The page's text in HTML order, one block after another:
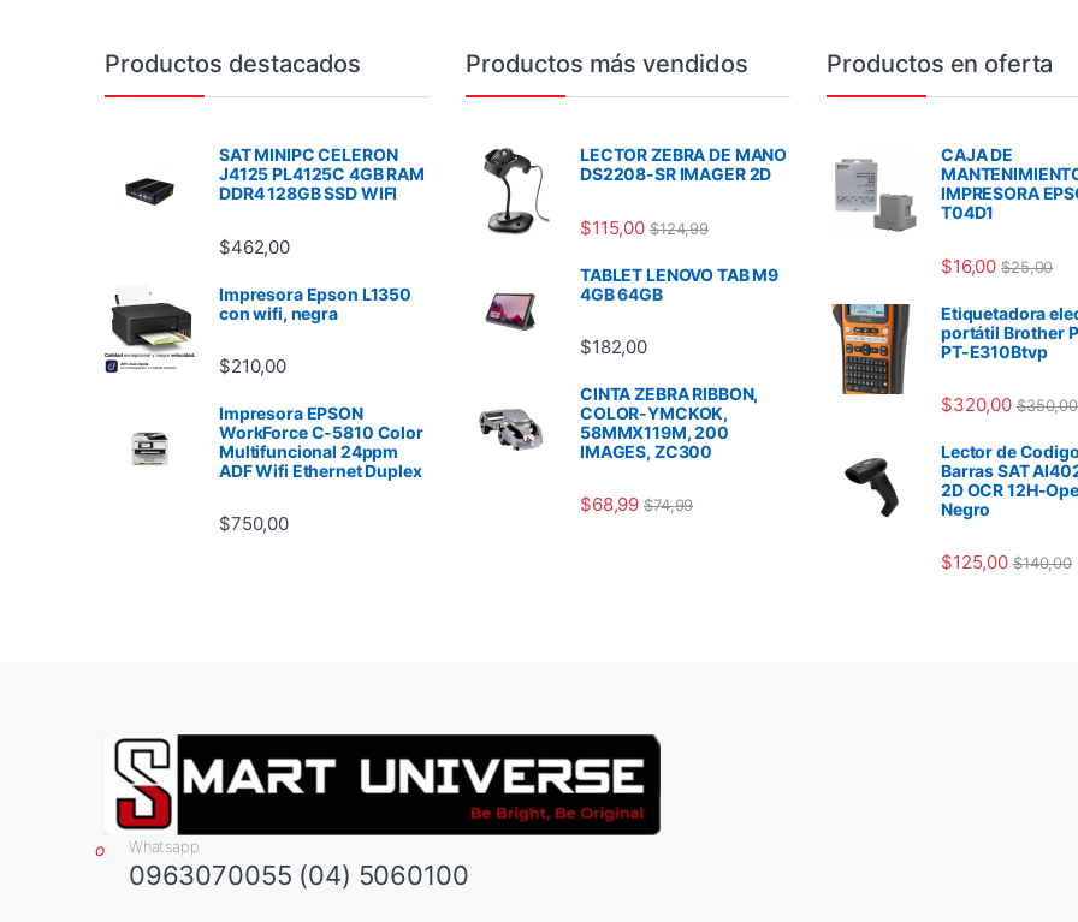
Brands Carousel
Productos destacados
SAT MINIPC CELERON
J4125 PL4125C 4GB RAM
DDR4 128GB SSD WIFI
$462,00
Impresora Epson L1350
con wifi, negra
$210,00
Impresora EPSON
WorkForce C-5810 Color
Multifuncional 24ppm
ADF Wifi Ethernet Duplex
$750,00
Productos más vendidos
LECTOR ZEBRA DE MANO
DS2208-SR IMAGER 2D
$115,00 $124,99
TABLET LENOVO TAB M9
4GB 64GB
$182,00
CINTA ZEBRA RIBBON,
COLOR-YMCKOK,
58MMX119M, 200
IMAGES, ZC300
$68,99 $74,99
Productos en oferta
CAJA DE
IMPRESORA
T04D1
$16,00 $25,00
Etiquetadora
portátil Brother
PT-E310Btvp
$320,00 $350,00
Lector de
Barras SAT
2D OCR 12H-
Negro
$125,00 $140,00
Whatsapp
0963070055 (04) 5060100